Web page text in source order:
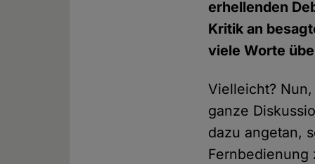
erhellenden
Kritik an
viele Worte
Vielleicht?
ganze
dazu angetan,